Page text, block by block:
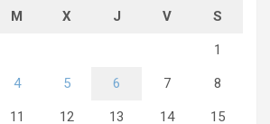
M X J V S
1
4 5 6 7 8
11 12 13 14 15